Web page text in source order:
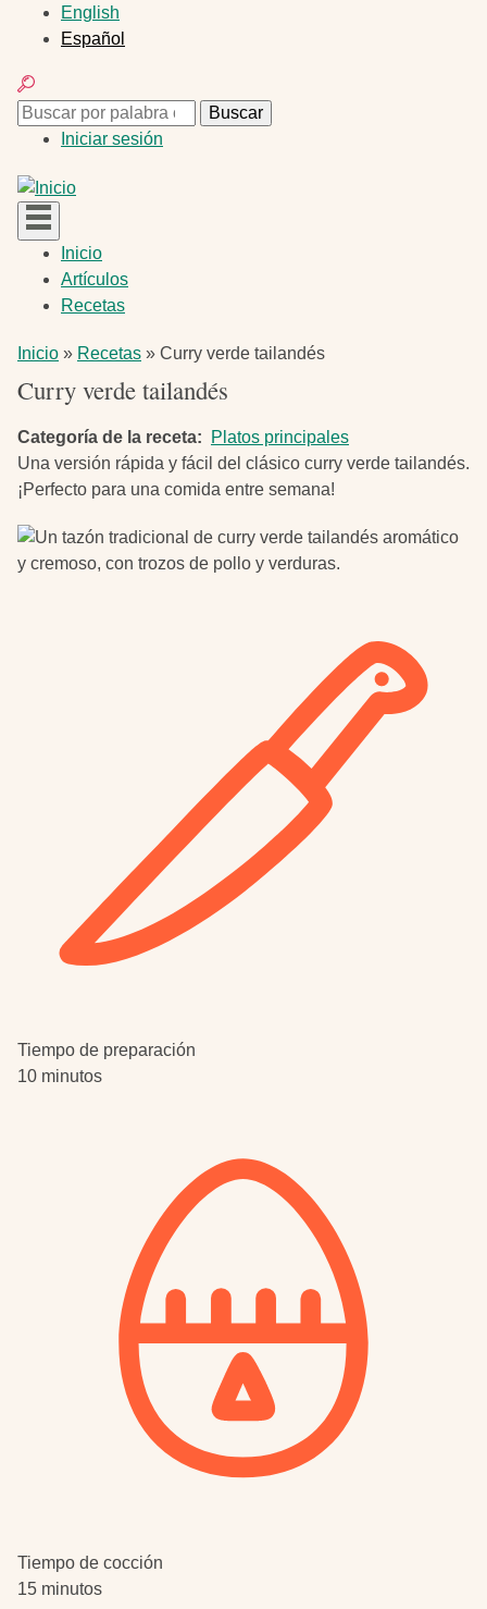
Pasar
principal
English
Español
Buscar
Buscar
Menú
cuenta
de
usuario
Iniciar sesión
Navegación
principal
Inicio
Artículos
Recetas
Ruta
de
navegación
Inicio Recetas Curry verde tailandés
Curry verde tailandés
Categoría de la receta
Platos principales
Una versión rápida y fácil del clásico curry verde tailandés.
¡Perfecto para una comida entre semana!
Tiempo de preparación
10 minutos
Tiempo de cocción
15 minutos